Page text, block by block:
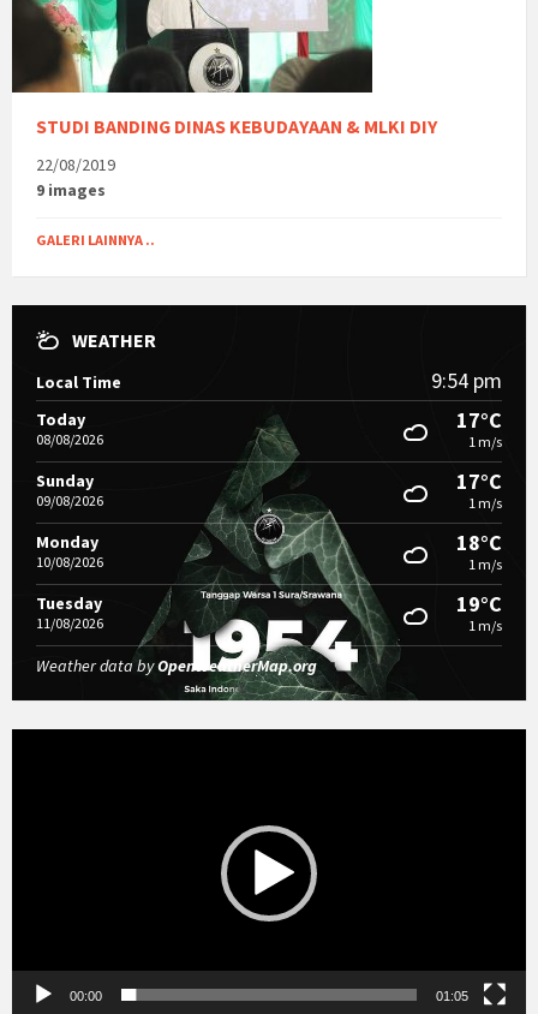
STUDI BANDING DINAS KEBUDAYAAN & MLKI DIY
22/08/2019
9 images
GALERI LAINNYA ..
WEATHER
Local Time 9:54 pm
Today
08/08/2026
17°C
1 m/s
Sunday
09/08/2026
17°C
1 m/s
Monday
10/08/2026
18°C
1 m/s
Tuesday
11/08/2026
19°C
1 m/s
Weather data byOpenWeatherMap.org
00:00 01:05